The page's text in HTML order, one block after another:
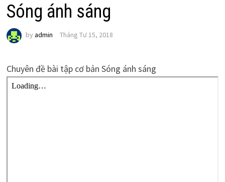
Sóng ánh sáng
by admin Tháng Tư 15, 2018
Chuyên đề bài tập cơ bản Sóng ánh sáng